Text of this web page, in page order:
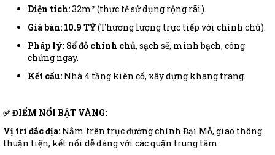
Diện tích:32m² (thực tế sử dụng rộng rãi).
Giá bán: 10.9 TỶ(Thương lượng trực tiếp với chính chủ).
Pháp lý: Sổ đỏ chính chủ, sạch sẽ, minh bạch, công
chứng ngay.
Kết cấu: Nhà 4 tầng kiên cố, xây dựng khang trang.
✅ ĐIỂM NỔI BẬT VÀNG:
Vị trí đắc địa: Nằm trên trục đường chính Đại Mỗ, giao thông
thuận tiện, kết nối dễ dàng với các quận trung tâm.